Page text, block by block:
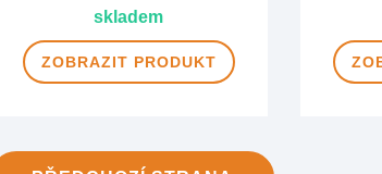
skladem
ZOBRAZIT PRODUKT